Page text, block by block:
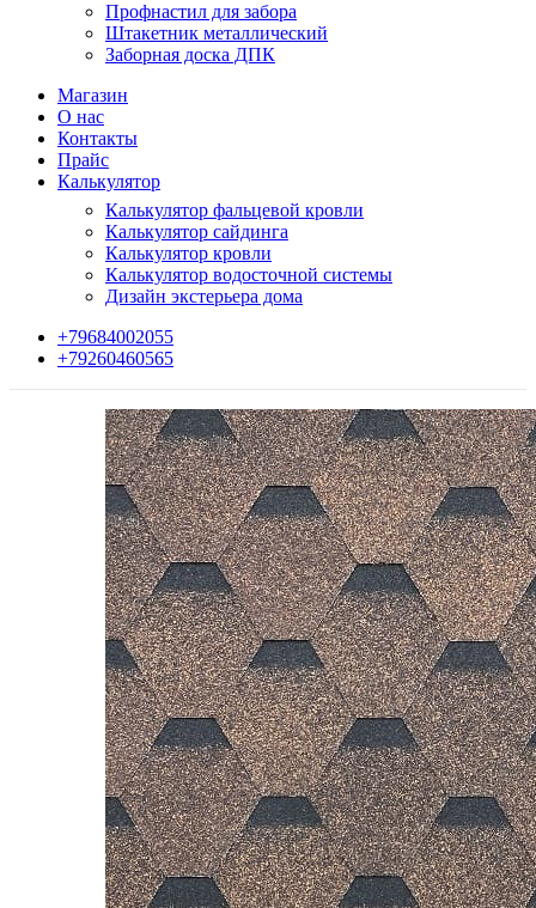
Профнастил для забора
Штакетник металлический
Заборная доска ДПК
Магазин
О нас
Контакты
Прайс
Калькулятор
Калькулятор фальцевой кровли
Калькулятор сайдинга
Калькулятор кровли
Калькулятор водосточной системы
Дизайн экстерьера дома
+79684002055
+79260460565